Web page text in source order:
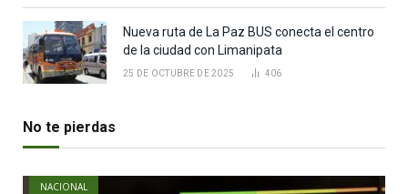
Nueva ruta de La Paz BUS conecta el centro
de la ciudad con Limanipata
25 DE OCTUBRE DE 2025 406
No te pierdas
NACIONAL